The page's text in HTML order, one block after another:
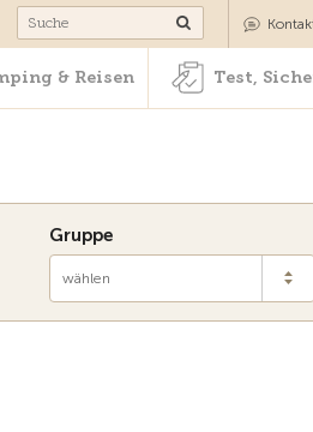
Camping & Reisen Test, Sicherheit
& Reisen Test,
Gruppe
wählen